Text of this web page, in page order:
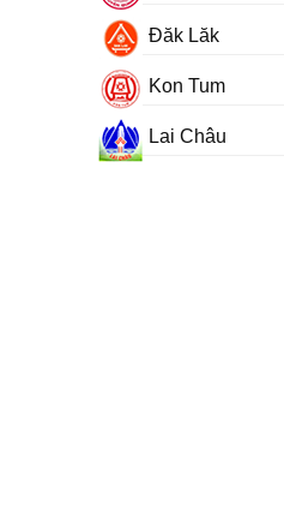
Đăk Lăk
Kon Tum
Lai Châu